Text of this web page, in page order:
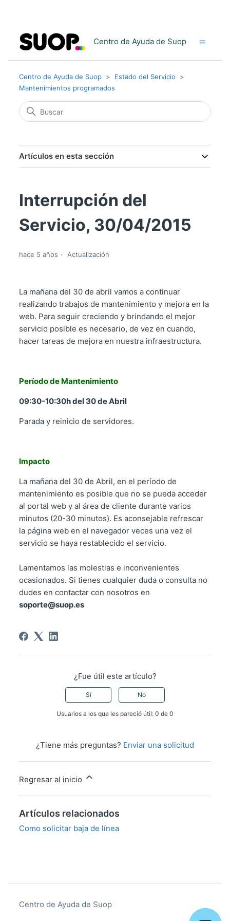
Centro de Ayuda de Suop
Centro de Ayuda de Suop
Estado del Servicio
Mantenimientos programados
Artículos en esta sección
Interrupción del
Servicio, 30/04/2015
hace 5 años Actualización
La mañana del 30 de abril vamos a continuar
realizando trabajos de mantenimiento y mejora en la
web. Para seguir creciendo y brindando el mejor
servicio posible es necesario, de vez en cuando,
hacer tareas de mejora en nuestra infraestructura.
Período de Mantenimiento
09:30-10:30h del 30 de Abril
Parada y reinicio de servidores.
Impacto
La mañana del 30 de Abril, en el período de
mantenimiento es posible que no se pueda acceder
al portal web y al área de cliente durante varios
minutos (20-30 minutos). Es aconsejable refrescar
la página web en el navegador veces una vez el
servicio se haya restablecido el servicio.
Lamentamos las molestias e inconvenientes
ocasionados. Si tienes cualquier duda o consulta no
dudes en contactar con nosotros en
soporte@suop.es
¿Fue útil este artículo?
Sí No
Usuarios a los que les pareció útil: 0 de 0
¿Tiene más preguntas? Enviar una solicitud
Regresar al inicio
Artículos relacionados
Como solicitar baja de línea
Centro de Ayuda de Suop